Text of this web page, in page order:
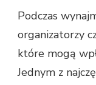
Podczas
organizatorzy
które mogą
Jednym z